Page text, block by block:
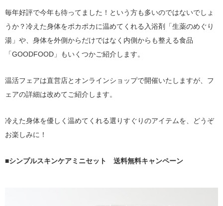
毎年好評で今年も待ってました！という方も多いのではないでしょ
うか？冷えた身体をポカポカに温めてくれる入浴剤「生薬のめぐり
湯」や、身体を外側からだけではなく内側からも整える食品
「GOODFOOD」もいくつかご紹介します。
温活フェアは直営店とオンラインショップで開催いたしますが、フ
ェアの詳細は改めてご紹介します。
冷えた身体を優しく温めてくれる選りすぐりのアイテムを、どうぞ
お楽しみに！
■シンプルスキンケアミニセット 送料無料キャンペーン